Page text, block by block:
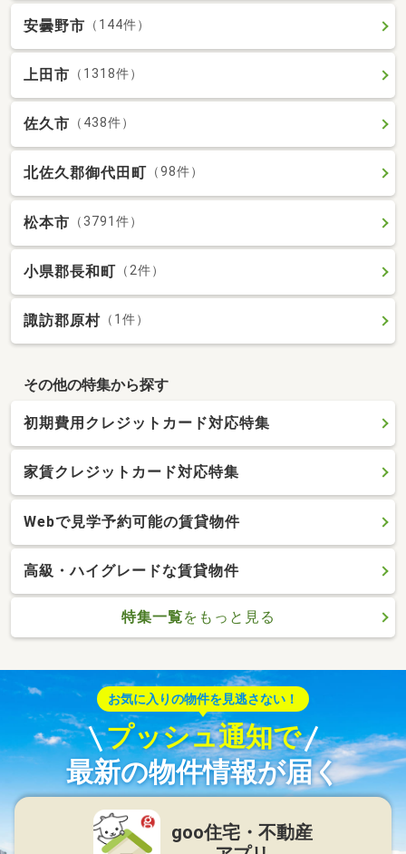
安曇野市 （144件）
上田市 （1318件）
佐久市 （438件）
北佐久郡御代田町 （98件）
松本市 （3791件）
小県郡長和町 （2件）
諏訪郡原村 （1件）
その他の特集から探す
初期費用クレジットカード対応特集
家賃クレジットカード対応特集
Webで見学予約可能の賃貸物件
高級・ハイグレードな賃貸物件
特集一覧をもっと見る
お気に入りの物件を見逃さない！
プッシュ通知で
最新の物件情報が届く
goo住宅・不動産